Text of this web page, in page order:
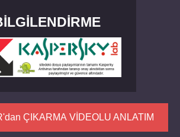
ÇIKARMA VİDEOLU ANLATIM